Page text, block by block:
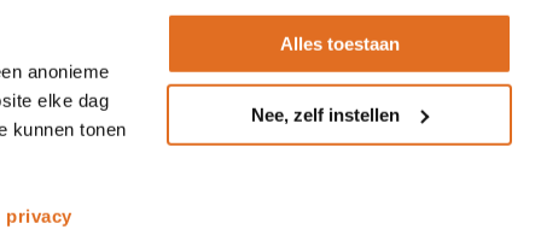
anonieme
elke dag
kunnen tonen
privacy
Alles toestaan
Nee, zelf instellen